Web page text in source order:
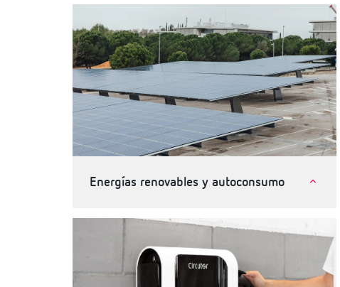
Energías renovables y autoconsumo